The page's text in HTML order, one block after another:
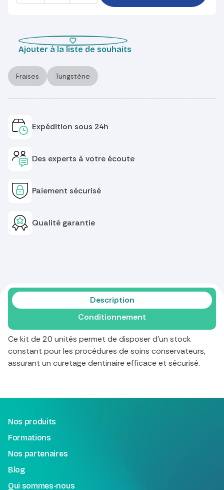
Ajouter à la liste de souhaits
Fraises Tungstène
Expédition sous 24h
Des experts à votre écoute
Paiement sécurisé
Qualité garantie
Description
Conditionnement
Ce kit de 20 unités permet de disposer d'un stock
constant pour les procédures de soins conservateurs,
assurant un curetage dentinaire efficace et sécurisé.
Nos produits
Formations
Nos partenaires
Blog
Qui sommes-nous